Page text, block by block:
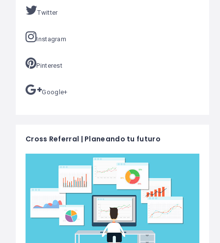
Twitter
Instagram
Pinterest
Google+
Cross Referral | Planeando tu futuro